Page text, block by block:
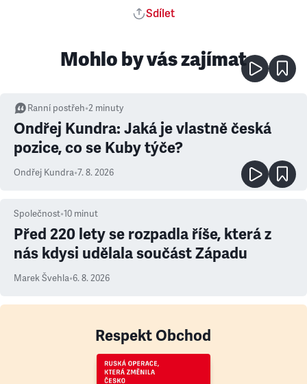
Sdílet
Mohlo by vás zajímat
Ranní postřeh•2 minuty
Ondřej Kundra: Jaká je vlastně česká
pozice, co se Kuby týče?
Ondřej Kundra•7. 8. 2026
Společnost•10 minut
Před 220 lety se rozpadla říše, která z
nás kdysi udělala součást Západu
Marek Švehla•6. 8. 2026
Respekt Obchod